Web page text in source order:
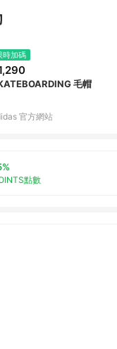
時加碼
毛帽
官方網站
點數